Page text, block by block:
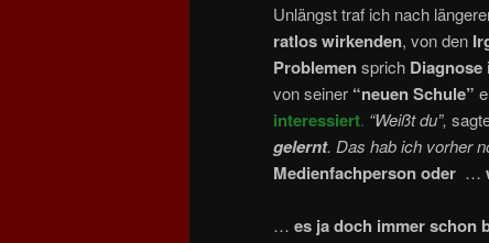
Unlängst traf ich nach
ratlos wirkenden, von den
Problemensprich Diagnose
von seiner “neuen Schule”
interessiert. “Weißt du”,
gelernt. Das hab ich vorher
Medienfachperson oder …
… es ja doch immer schon